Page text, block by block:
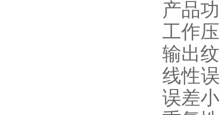
产品
工作
输出
线性
误差